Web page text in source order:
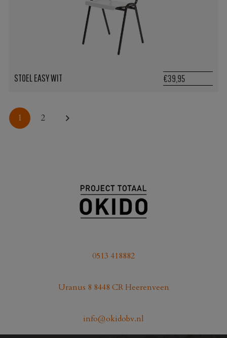
STOEL EASY WIT €39,95
1 2
0513 418882
Uranus 8 8448 CR Heerenveen
info@okidobv.nl